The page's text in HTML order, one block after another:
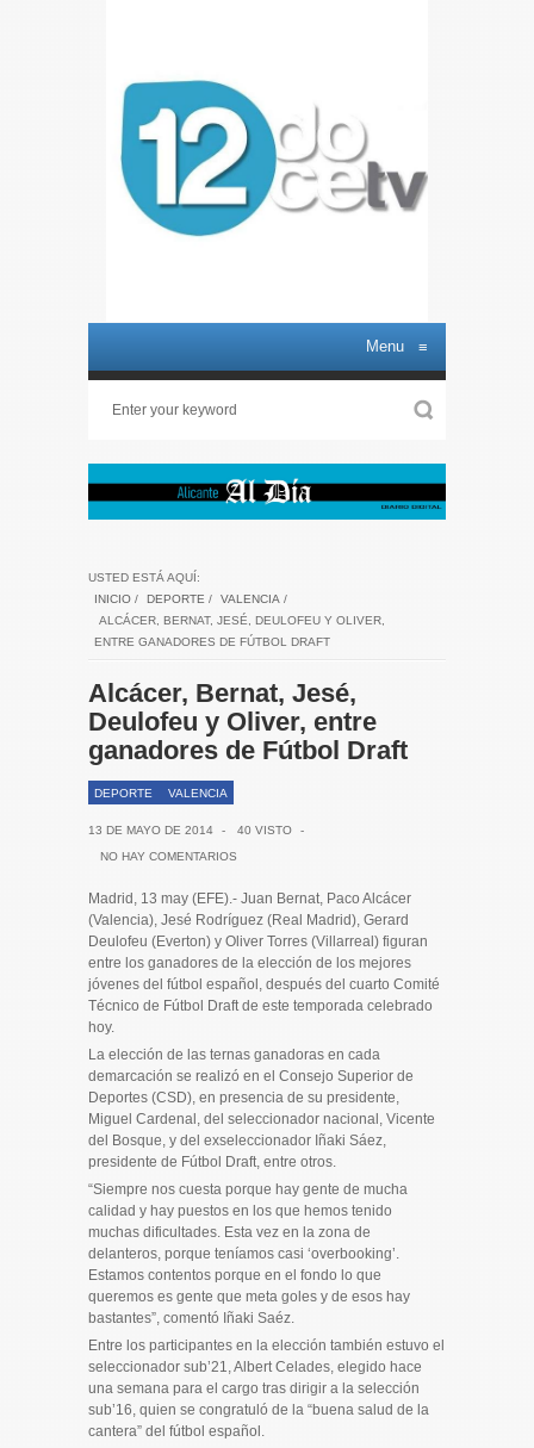
Menu ≡
USTED ESTÁ AQUÍ:
INICIO / DEPORTE / VALENCIA /
ALCÁCER, BERNAT, JESÉ, DEULOFEU Y OLIVER,
ENTRE GANADORES DE FÚTBOL DRAFT
Alcácer, Bernat, Jesé,
Deulofeu y Oliver, entre
ganadores de Fútbol Draft
DEPORTE VALENCIA
13 DE MAYO DE 2014 - 40 VISTO
-
NO HAY COMENTARIOS
Madrid, 13 may (EFE).- Juan Bernat, Paco Alcácer
(Valencia), Jesé Rodríguez (Real Madrid), Gerard
Deulofeu (Everton) y Oliver Torres (Villarreal) figuran
entre los ganadores de la elección de los mejores
jóvenes del fútbol español, después del cuarto Comité
Técnico de Fútbol Draft de este temporada celebrado
hoy.
La elección de las ternas ganadoras en cada
demarcación se realizó en el Consejo Superior de
Deportes (CSD), en presencia de su presidente,
Miguel Cardenal, del seleccionador nacional, Vicente
del Bosque, y del exseleccionador Iñaki Sáez,
presidente de Fútbol Draft, entre otros.
“Siempre nos cuesta porque hay gente de mucha
calidad y hay puestos en los que hemos tenido
muchas dificultades. Esta vez en la zona de
delanteros, porque teníamos casi ‘overbooking’.
Estamos contentos porque en el fondo lo que
queremos es gente que meta goles y de esos hay
bastantes”, comentó Iñaki Saéz.
Entre los participantes en la elección también estuvo el
seleccionador sub’21, Albert Celades, elegido hace
una semana para el cargo tras dirigir a la selección
sub’16, quien se congratuló de la “buena salud de la
cantera” del fútbol español.